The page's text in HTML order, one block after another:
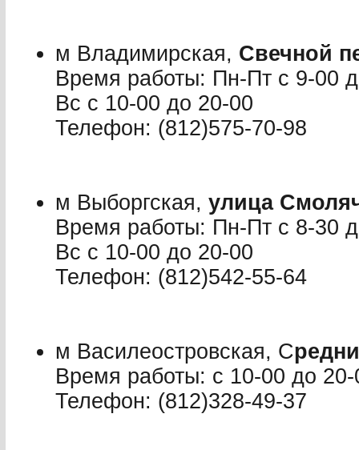
м Владимирская, Свечной
Время работы: Пн-Пт с 9-00
Вс с 10-00 до 20-00
Телефон: (812)575-70-98
м Выборгская, улица
Время работы: Пн-Пт с 8-30
Вс с 10-00 до 20-00
Телефон: (812)542-55-64
м Василеостровская, С
Время работы: с 10-00 до 20-
Телефон: (812)328-49-37